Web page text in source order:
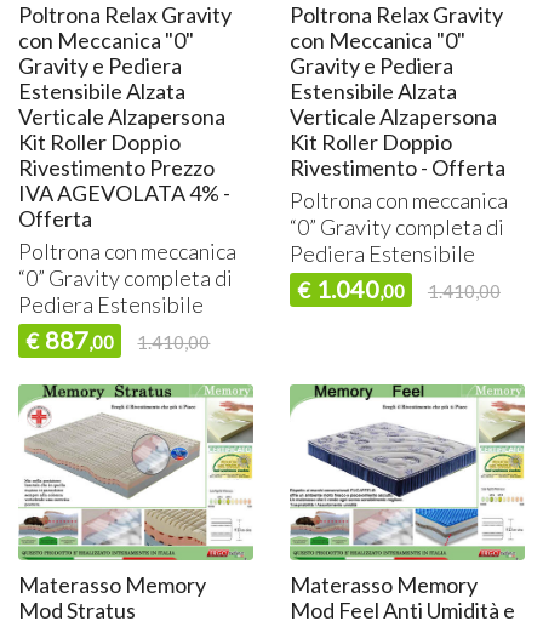
Poltrona Relax Gravity
con Meccanica "0"
Gravity e Pediera
Estensibile Alzata
Verticale Alzapersona
Kit Roller Doppio
Rivestimento Prezzo
IVA AGEVOLATA 4% -
Offerta
Poltrona con meccanica
“0” Gravity completa di
Pediera Estensibile
€ 887,00 1.410,00
Poltrona Relax Gravity
con Meccanica "0"
Gravity e Pediera
Estensibile Alzata
Verticale Alzapersona
Kit Roller Doppio
Rivestimento - Offerta
Poltrona con meccanica
“0” Gravity completa di
Pediera Estensibile
€ 1.040,00 1.410,00
Materasso Memory
Mod Stratus
Materasso Memory
Mod Feel Anti Umidità e